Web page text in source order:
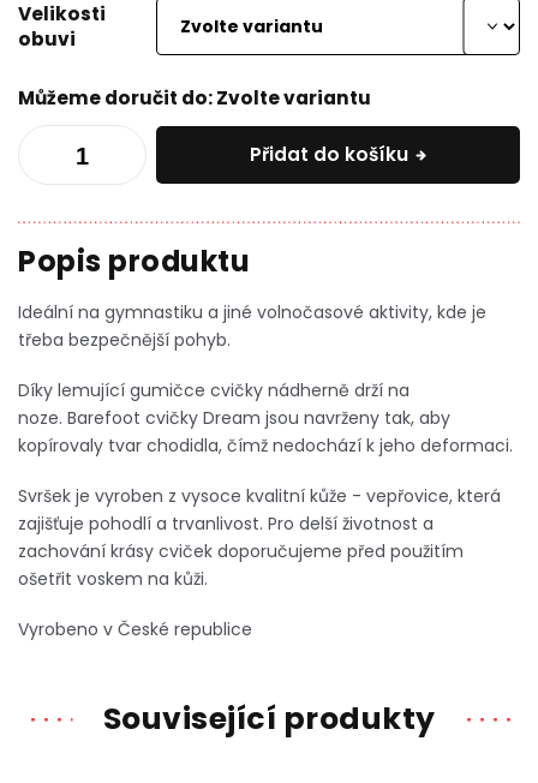
Velikosti
obuvi
Můžeme doručit do:Zvolte variantu
Přidat do košíku
Ideální na gymnastiku a jiné volnočasové aktivity, kde je
třeba bezpečnější pohyb.
Díky lemující gumičce cvičky nádherně drží na
noze. Barefoot cvičky Dream jsou navrženy tak, aby
kopírovaly tvar chodidla, čímž nedochází k jeho deformaci.
Svršek je vyroben z vysoce kvalitní kůže - vepřovice, která
zajišťuje pohodlí a trvanlivost. Pro delší životnost a
zachování krásy cviček doporučujeme před použitím
ošetřit voskem na kůži.
Vyrobeno v České republice
Související produkty